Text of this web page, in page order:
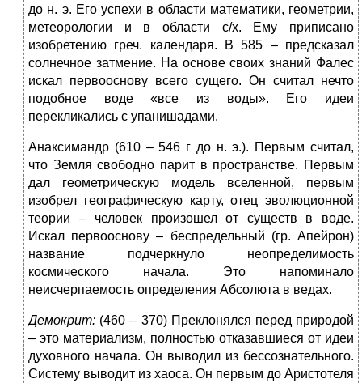
до н. э. Его успехи в области математики, геометрии,
метеорологии и в области с/х. Ему приписано
изобретению греч. календаря. В 585 – предсказал
солнечное затмение. На основе своих знаний Фалес
искал первооснову всего сущего. Он считал нечто
подобное воде «все из воды». Его идеи
перекликались с упанишадами.
Анаксимандр (610 – 546 г до н. э.). Первым считал,
что Земля свободно парит в пространстве. Первым
дал геометрическую модель вселенной, первым
изобрел географическую карту, отец эволюционной
теории – человек произошел от существ в воде.
Искал первооснову – беспредельный (гр. Апейрон)
название подчеркнуло неопределимость
космического начала. Это напоминало
неисчерпаемость определения Абсолюта в ведах.
Демокрит: (460 – 370) Преклонялся перед природой
– это материализм, полностью отказавшиеся от идеи
духовного начала. Он выводил из бессознательного.
Систему выводит из хаоса. Он первым до Аристотеля